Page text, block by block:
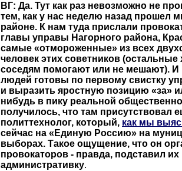
ВГ: Да. Тут как раз невозможно не
тем, как у нас неделю назад прошел
районе. К нам туда прислали
главы управы Нагорного района,
самые «отмороженные» из всех
человек этих советников
соседям помогают или не мешают). И
людей готовы по первому свистку
и выразить яростную позицию «за»
нибудь в пику реальной
получилось, что там присутствовал
политтехнолог, который, как мы
сейчас на «Единую Россию» на
выборах. Такое ощущение, что он
провокаторов - правда, подставил их
административку.